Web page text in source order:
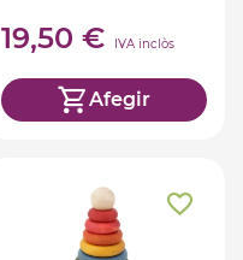
19,50 € IVA inclòs
Afegir